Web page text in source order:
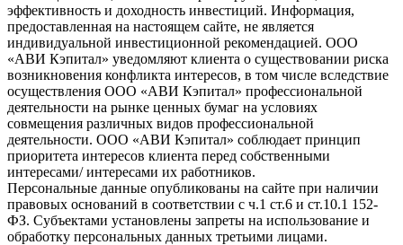
эффективность и доходность инвестиций. Информация,
предоставленная на настоящем сайте, не является
индивидуальной инвестиционной рекомендацией. ООО
«АВИ Кэпитал» уведомляют клиента о существовании риска
возникновения конфликта интересов, в том числе вследствие
осуществления ООО «АВИ Кэпитал» профессиональной
деятельности на рынке ценных бумаг на условиях
совмещения различных видов профессиональной
деятельности. ООО «АВИ Кэпитал» соблюдает принцип
приоритета интересов клиента перед собственными
интересами/ интересами их работников.
Персональные данные опубликованы на сайте при наличии
правовых оснований в соответствии с ч.1 ст.6 и ст.10.1 152-
ФЗ. Субъектами установлены запреты на использование и
обработку персональных данных третьими лицами.